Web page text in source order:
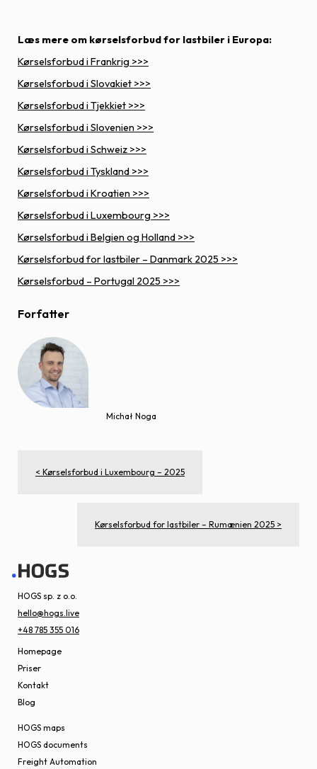
Læs mere om kørselsforbud for lastbiler i Europa:
Kørselsforbud i Frankrig >>>
Kørselsforbud i Slovakiet >>>
Kørselsforbud i Tjekkiet >>>
Kørselsforbud i Slovenien >>>
Kørselsforbud i Schweiz >>>
Kørselsforbud i Tyskland >>>
Kørselsforbud i Kroatien >>>
Kørselsforbud i Luxembourg >>>
Kørselsforbud i Belgien og Holland >>>
Kørselsforbud for lastbiler – Danmark 2025 >>>
Kørselsforbud – Portugal 2025 >>>
Forfatter
Michał Noga
< Kørselsforbud i Luxembourg – 2025
Kørselsforbud for lastbiler – Rumænien 2025 >
HOGS sp. z o.o.
hello@hogs.live
+48 785 355 016
Homepage
Priser
Kontakt
Blog
HOGS maps
HOGS documents
Freight Automation